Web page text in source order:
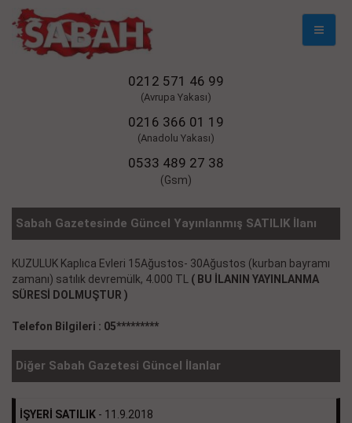
Mobil
0212 571 46 99
(Avrupa Yakası)
0216 366 01 19
(Anadolu Yakası)
0533 489 27 38
(Gsm)
Sabah Gazetesinde Güncel Yayınlanmış SATILIK İlanı
KUZULUK Kaplıca Evleri 15Ağustos- 30Ağustos (kurban bayramı
zamanı) satılık devremülk, 4.000 TL ( BU İLANIN YAYINLANMA
SÜRESİ DOLMUŞTUR )
Telefon Bilgileri : 05*********
Diğer Sabah Gazetesi Güncel İlanlar
İŞYERİ SATILIK - 11.9.2018